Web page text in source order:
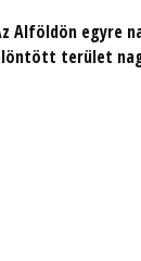
Alföldön egyre
terület